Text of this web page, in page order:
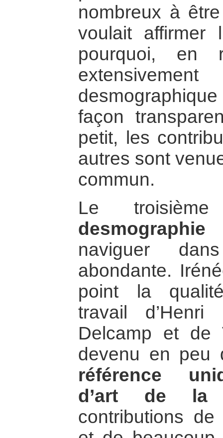
nombreux à
voulait affirmer
pourquoi, en
façon
petit, les
autres sont
commun.
Le
desmographie
naviguer
abondante.
point la
travail
Delcamp et de
devenu en peu
référence
d’art de la
contributions de